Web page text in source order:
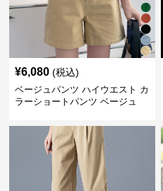
¥6,080 (税込)
ベージュパンツ ハイウエスト カ
ラーショートパンツ ベージュ